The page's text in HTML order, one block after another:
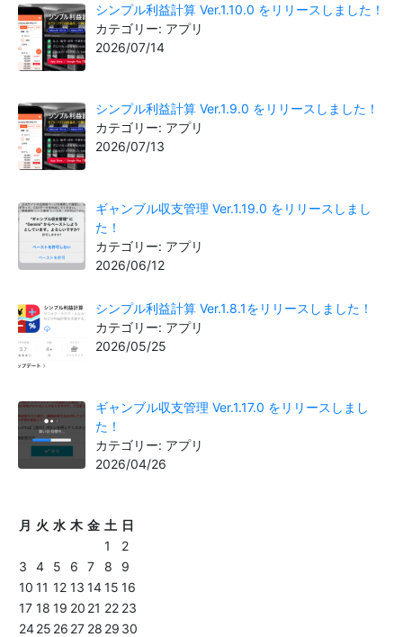
シンプル利益計算 Ver.1.10.0 をリリースしました！
カテゴリー: アプリ
2026/07/14
シンプル利益計算 Ver.1.9.0 をリリースしました！
カテゴリー: アプリ
2026/07/13
ギャンブル収支管理 Ver.1.19.0 をリリースしまし
た！
カテゴリー: アプリ
2026/06/12
シンプル利益計算 Ver.1.8.1をリリースしました！
カテゴリー: アプリ
2026/05/25
ギャンブル収支管理 Ver.1.17.0 をリリースしまし
た！
カテゴリー: アプリ
2026/04/26
月 火 水 木 金 土 日
1
2
3
4 5 6 7 8
9
10 11 12 13 1415 16
17 18 19 20 21 22 23
2425 26 27 28 29 30